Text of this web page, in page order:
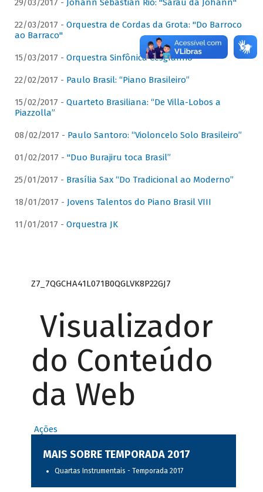
29/03/2017 - Johann Sebastian Rio: "Sarau da Johann"
22/03/2017 - Orquestra de Cordas da Grota: "Do Barroco
ao Barraco"
15/03/2017 - Orquestra Sinfônica Cesgranrio
22/02/2017 - Paulo Brasil: “Piano Brasileiro”
15/02/2017 - Quarteto Brasiliana: “De Villa-Lobos a
Piazzolla”
08/02/2017 - Paulo Santoro: “Violoncelo Solo Brasileiro”
01/02/2017 - "Duo Burajiru toca Brasil”
25/01/2017 - Brasília Sax “Do Tradicional ao Moderno”
18/01/2017 - Jovens Talentos do Piano Brasil VIII
11/01/2017 - Orquestra JK
Z7_7QGCHA41L071B0QGLVK8P22GJ7
Visualizador
do Conteúdo
da Web
Ações
MAIS SOBRE TEMPORADA 2017
Quartas Instrumentais - Temporada 2017